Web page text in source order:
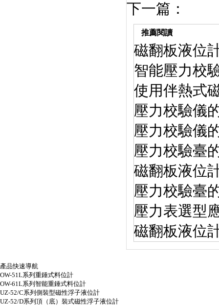
下一篇：
推薦閱讀
磁翻板液位
智能壓力校
使用伴熱式
壓力校驗儀
壓力校驗儀
壓力校驗臺
磁翻板液位
壓力校驗臺
壓力表選型
磁翻板液位
產品快速導航
OW-51L系列重錘式料位計
OW-61L系列智能重錘式料位計
UZ-52/C系列側裝型磁性浮子液位計
UZ-52/D系列頂（底）裝式磁性浮子液位計